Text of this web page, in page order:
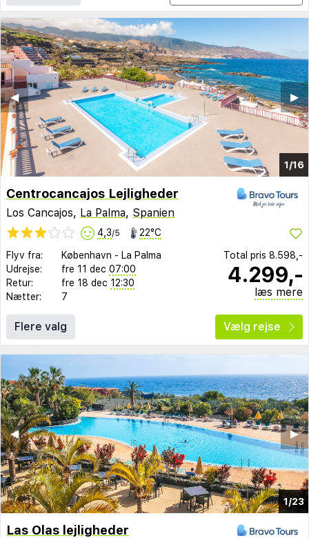
1/16
▶︎
◀︎
Centrocancajos Lejligheder
Los Cancajos, La Palma, Spanien
4,3/5 22°C
Flyv fra: København - La Palma
Udrejse:
fre 11 dec 07:00
Retur:
fre 18 dec 12:30
Nætter:
7
Total pris 8.598,-
4.299,-
læs mere
Flere valg Vælg rejse
1/23
▶︎
◀︎
Las Olas lejligheder